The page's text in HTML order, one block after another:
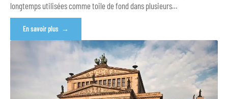
longtemps utilisées comme toile de fond dans plusieurs…
En savoir plus